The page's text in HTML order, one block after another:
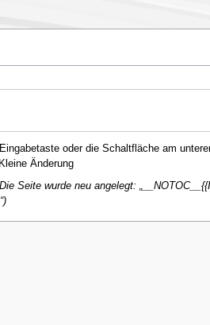
oder die Schaltfläche am
Änderung
Seite wurde neu angelegt: